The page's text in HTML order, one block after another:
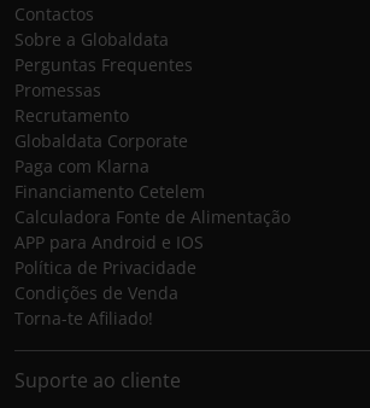
Contactos
Sobre a Globaldata
Perguntas Frequentes
Promessas
Recrutamento
Globaldata Corporate
Paga com Klarna
Financiamento Cetelem
Calculadora Fonte de Alimentação
APP para Android e IOS
Política de Privacidade
Condições de Venda
Torna-te Afiliado!
Suporte ao cliente